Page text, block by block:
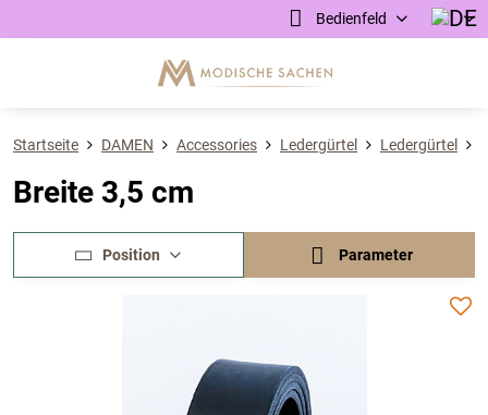
Bedienfeld
Startseite DAMEN Accessories Ledergürtel Ledergürtel
Breite 3,5 cm
Position Parameter